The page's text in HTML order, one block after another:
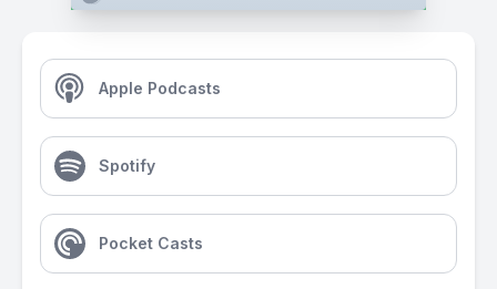
Apple Podcasts
Spotify
Pocket Casts